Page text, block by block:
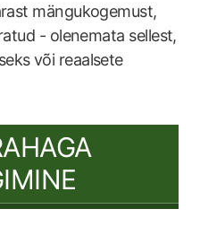
mängukogemust,
- olenemata sellest,
või reaalsete